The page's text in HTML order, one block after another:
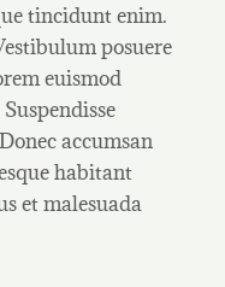
tincidunt enim.
posuere
euismod
accumsan
habitant
et malesuada